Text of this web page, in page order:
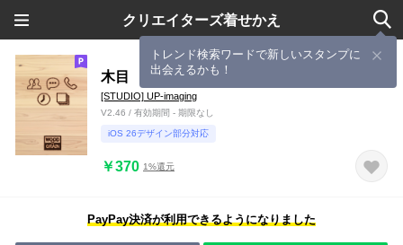
クリエイターズ着せかえ
トレンド検索ワードで新しいスタンプに
出会えるかも！
木目
[STUDIO] UP-imaging
V2.46 / 有効期間 - 期限なし
iOS 26デザイン部分対応
￥370 1%還元
PayPay決済が利用できるようになりました